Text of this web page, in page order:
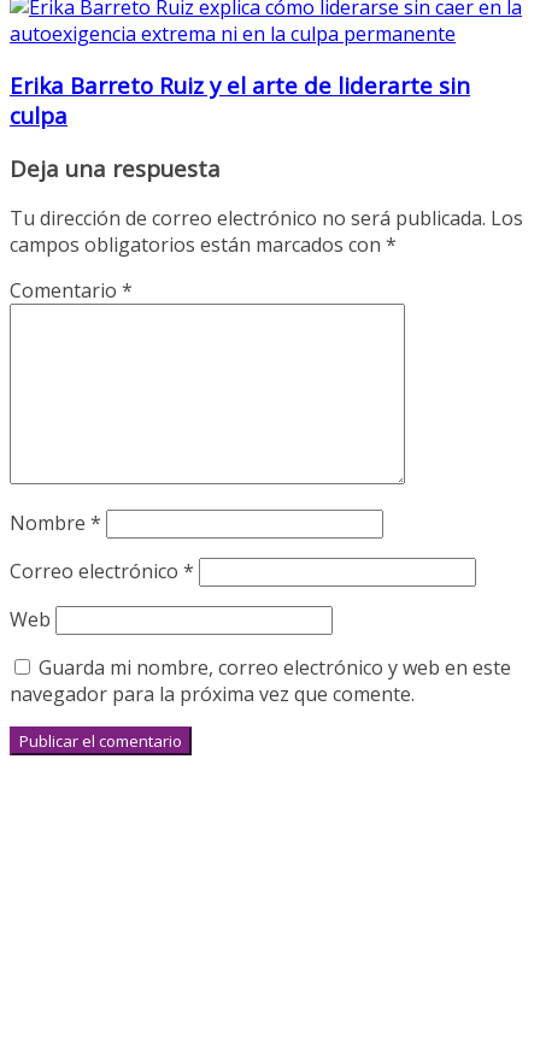
Erika Barreto Ruiz y el arte de liderarte sin
culpa
Deja una respuesta
Tu dirección de correo electrónico no será publicada. Los
campos obligatorios están marcados con *
Comentario *
Nombre *
Correo electrónico *
Web
Guarda mi nombre, correo electrónico y web en este
navegador para la próxima vez que comente.